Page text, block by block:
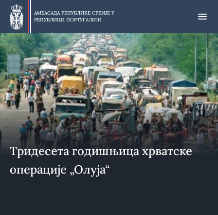
Прескочи
главни
део
АМБАСАДА РЕПУБЛИКЕ СРБИЈЕ У
РЕПУБЛИЦИ ПОРТУГАЛИЈИ
Тридесета годишњица хрватске
операције „Олуја“